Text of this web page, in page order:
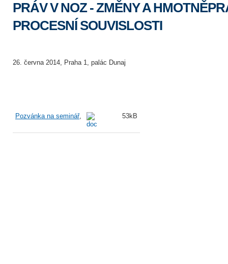
PRÁV V NOZ - ZMĚNY A
PROCESNÍ SOUVISLOSTI
26. června 2014, Praha 1, palác Dunaj
Pozvánka na seminář, 53kB